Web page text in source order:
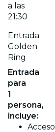
a las
21:30
Entrada
Golden
Ring
Entrada
para
1
persona,
incluye:
Acceso